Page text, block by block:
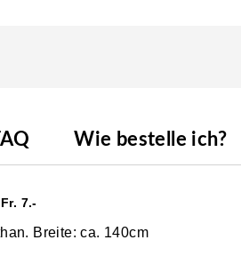
Wie bestelle ich?
7.-
Breite: ca. 140cm